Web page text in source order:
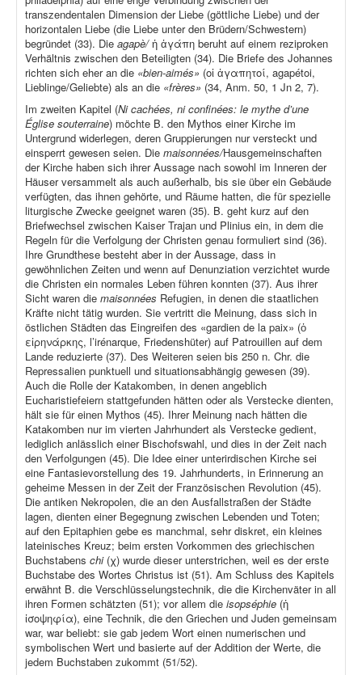
transzendentalen Dimension der Liebe (göttliche Liebe) und der
horizontalen Liebe (die Liebe unter den Brüdern/Schwestern)
begründet (33). Die agapè/ἡ ἀγάπη beruht auf einem reziproken
Verhältnis zwischen den Beteiligten (34). Die Briefe des Johannes
richten sich eher an die «bien-aimés» (οἱ ἀγαπητοί, agapétoi,
Lieblinge/Geliebte) als an die «frères» (34, Anm. 50, 1 Jn 2, 7).
Im zweiten Kapitel (Ni cachées, ni confinées: le mythe d’une
Église souterraine) möchte B. den Mythos einer Kirche im
Untergrund widerlegen, deren Gruppierungen nur versteckt und
einsperrt gewesen seien. Die maisonnées/Hausgemeinschaften
der Kirche haben sich ihrer Aussage nach sowohl im Inneren der
Häuser versammelt als auch außerhalb, bis sie über ein Gebäude
verfügten, das ihnen gehörte, und Räume hatten, die für spezielle
liturgische Zwecke geeignet waren (35). B. geht kurz auf den
Briefwechsel zwischen Kaiser Trajan und Plinius ein, in dem die
Regeln für die Verfolgung der Christen genau formuliert sind (36).
Ihre Grundthese besteht aber in der Aussage, dass in
gewöhnlichen Zeiten und wenn auf Denunziation verzichtet wurde
die Christen ein normales Leben führen konnten (37). Aus ihrer
Sicht waren die maisonnées Refugien, in denen die staatlichen
Kräfte nicht tätig wurden. Sie vertritt die Meinung, dass sich in
östlichen Städten das Eingreifen des «gardien de la paix» (ὁ
εἰρηνάρκης, l’irénarque, Friedenshüter) auf Patrouillen auf dem
Lande reduzierte (37). Des Weiteren seien bis 250 n. Chr. die
Repressalien punktuell und situationsabhängig gewesen (39).
Auch die Rolle der Katakomben, in denen angeblich
Eucharistiefeiern stattgefunden hätten oder als Verstecke dienten,
hält sie für einen Mythos (45). Ihrer Meinung nach hätten die
Katakomben nur im vierten Jahrhundert als Verstecke gedient,
lediglich anlässlich einer Bischofswahl, und dies in der Zeit nach
den Verfolgungen (45). Die Idee einer unterirdischen Kirche sei
eine Fantasievorstellung des 19. Jahrhunderts, in Erinnerung an
geheime Messen in der Zeit der Französischen Revolution (45).
Die antiken Nekropolen, die an den Ausfallstraßen der Städte
lagen, dienten einer Begegnung zwischen Lebenden und Toten;
auf den Epitaphien gebe es manchmal, sehr diskret, ein kleines
lateinisches Kreuz; beim ersten Vorkommen des griechischen
Buchstabens chi (χ) wurde dieser unterstrichen, weil es der erste
Buchstabe des Wortes Christus ist (51). Am Schluss des Kapitels
erwähnt B. die Verschlüsselungstechnik, die die Kirchenväter in all
ihren Formen schätzten (51); vor allem die isopséphie (ἡ
ἰσοψηφία), eine Technik, die den Griechen und Juden gemeinsam
war, war beliebt: sie gab jedem Wort einen numerischen und
symbolischen Wert und basierte auf der Addition der Werte, die
jedem Buchstaben zukommt (51/52).